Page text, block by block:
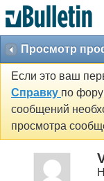
Просмотр
Если это ваш
Справку по
сообщений
просмотра